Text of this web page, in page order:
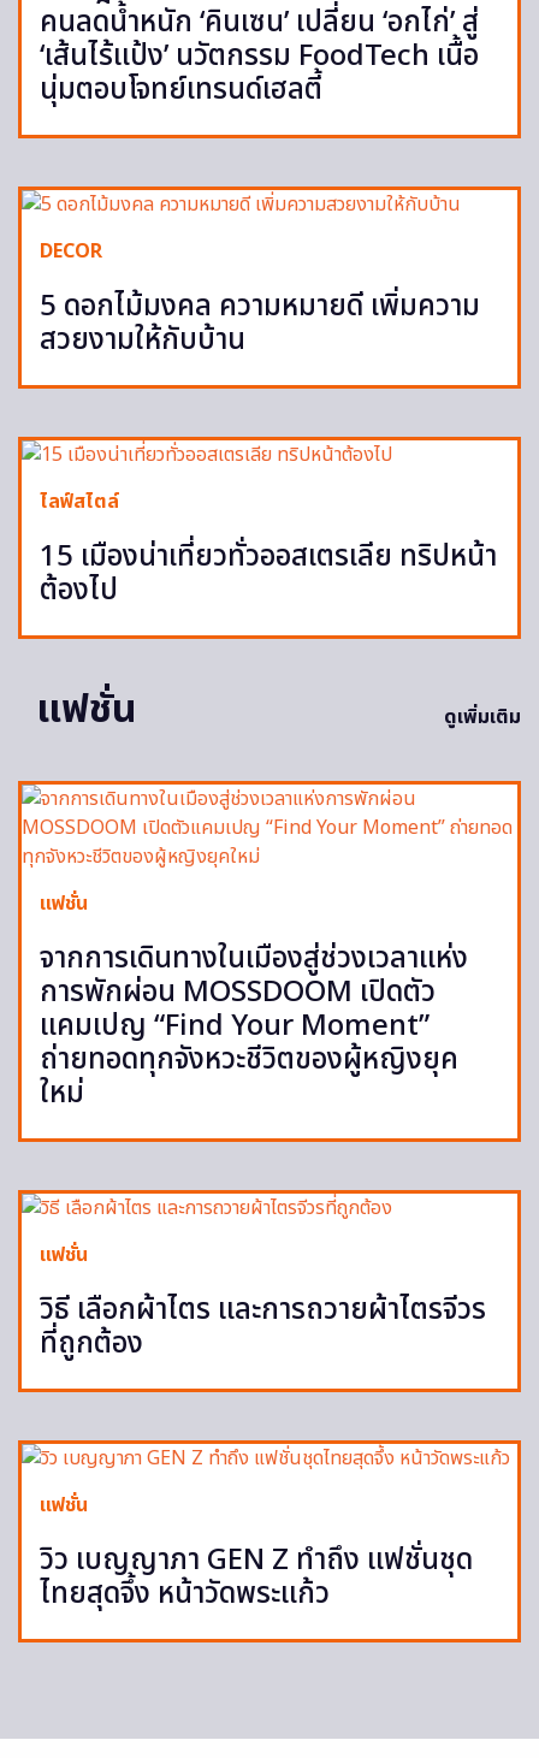
คนลดน้ำหนัก ‘คินเซน’ เปลี่ยน ‘อกไก่’ สู่
‘เส้นไร้แป้ง’ นวัตกรรม FoodTech เนื้อ
นุ่มตอบโจทย์เทรนด์เฮลตี้
DECOR
5 ดอกไม้มงคล ความหมายดี เพิ่มความ
สวยงามให้กับบ้าน
ไลฟ์สไตล์
15 เมืองน่าเที่ยวทั่วออสเตรเลีย ทริปหน้า
ต้องไป
แฟชั่น ดูเพิ่มเติม
แฟชั่น
จากการเดินทางในเมืองสู่ช่วงเวลาแห่ง
การพักผ่อน MOSSDOOM เปิดตัว
แคมเปญ “Find Your Moment”
ถ่ายทอดทุกจังหวะชีวิตของผู้หญิงยุค
ใหม่
แฟชั่น
วิธี เลือกผ้าไตร และการถวายผ้าไตรจีวร
ที่ถูกต้อง
แฟชั่น
วิว เบญญาภา GEN Z ทำถึง แฟชั่นชุด
ไทยสุดจึ้ง หน้าวัดพระแก้ว